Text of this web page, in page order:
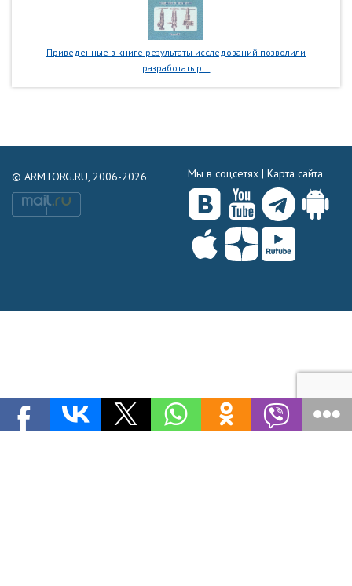
Приведенные в книге результаты исследований позволили
разработать р...
© ARMTORG.RU, 2006-2026 Мы в соцсетях | Карта сайта